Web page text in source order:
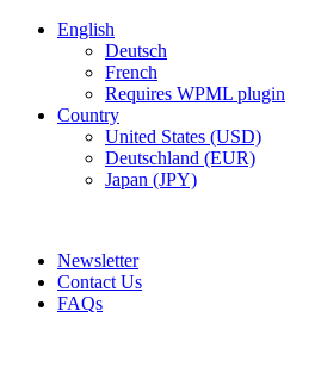
English
Deutsch
French
Requires WPML plugin
Country
United States (USD)
Deutschland (EUR)
Japan (JPY)
Newsletter
Contact Us
FAQs